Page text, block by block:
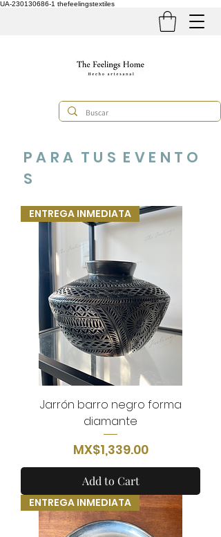
UA-230130686-1 thefeelingstextiles
P A R A T U S E V E N T O
S
ENTREGA INMEDIATA
Jarrón barro negro forma
diamante
Price
MX$1,339.00
Add to Cart
ENTREGA INMEDIATA